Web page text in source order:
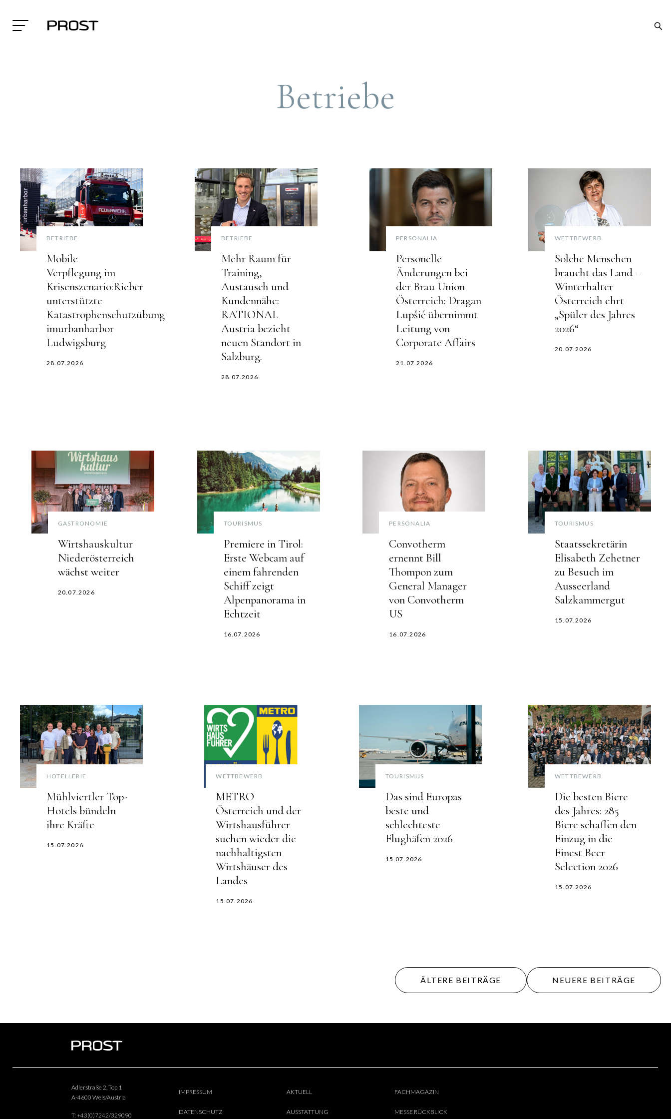
Betriebe
BETRIEBE
Mobile
Verpflegung im
Krisenszenario:Rieber
unterstützte
Katastrophenschutzübung
imurbanharbor
Ludwigsburg
28.07.2026
BETRIEBE
Mehr Raum für
Training,
Austausch und
Kundennähe:
RATIONAL
Austria bezieht
neuen Standort in
Salzburg.
28.07.2026
PERSONALIA
Personelle
Änderungen bei
der Brau Union
Österreich: Dragan
Lupšić übernimmt
Leitung von
Corporate Affairs
21.07.2026
WETTBEWERB
Solche Menschen
braucht das Land –
Winterhalter
Österreich ehrt
„Spüler des Jahres
2026“
20.07.2026
GASTRONOMIE
Wirtshauskultur
Niederösterreich
wächst weiter
20.07.2026
TOURISMUS
Premiere in Tirol:
Erste Webcam auf
einem fahrenden
Schiff zeigt
Alpenpanorama in
Echtzeit
16.07.2026
PERSONALIA
Convotherm
ernennt Bill
Thompon zum
General Manager
von Convotherm
US
16.07.2026
TOURISMUS
Staatssekretärin
Elisabeth Zehetner
zu Besuch im
Ausseerland
Salzkammergut
15.07.2026
HOTELLERIE
Mühlviertler Top-
Hotels bündeln
ihre Kräfte
15.07.2026
WETTBEWERB
METRO
Österreich und der
Wirtshausführer
suchen wieder die
nachhaltigsten
Wirtshäuser des
Landes
15.07.2026
TOURISMUS
Das sind Europas
beste und
schlechteste
Flughäfen 2026
15.07.2026
WETTBEWERB
Die besten Biere
des Jahres: 285
Biere schaffen den
Einzug in die
Finest Beer
Selection 2026
15.07.2026
Beitragsnavigation
ÄLTERE BEITRÄGE NEUERE BEITRÄGE
Adlerstraße 2, Top 1
A-4600 Wels/Austria
T: +43(0)7242/329090
IMPRESSUM
DATENSCHUTZ
AKTUELL
AUSSTATTUNG
FACHMAGAZIN
MESSE RÜCKBLICK